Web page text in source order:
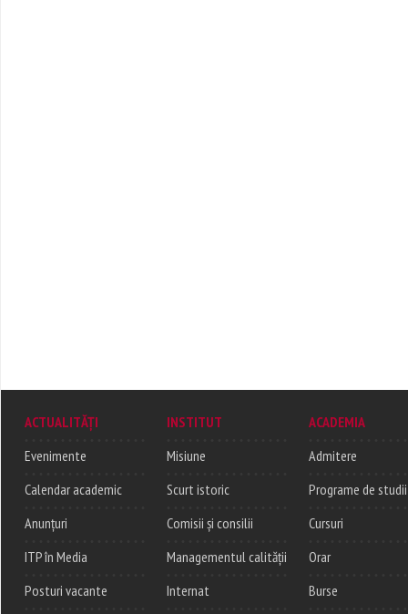
ACTUALITĂȚI
Evenimente
Calendar academic
Anunțuri
ITP în Media
Posturi vacante
INSTITUT
Misiune
Scurt istoric
Comisii și consilii
Managementul calității
Internat
ACADEMIA
Admitere
Programe de studii
Cursuri
Orar
Burse